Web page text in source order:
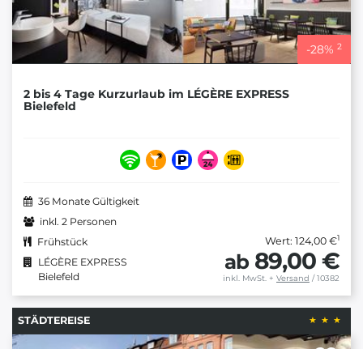
-28% 2
2 bis 4 Tage Kurzurlaub im LÉGÈRE EXPRESS
Bielefeld
36 Monate Gültigkeit
inkl. 2 Personen
Frühstück
LÉGÈRE EXPRESS
Bielefeld
Wert: 124,00 €1
ab 89,00 €
inkl. MwSt. + Versand / 10382
STÄDTEREISE